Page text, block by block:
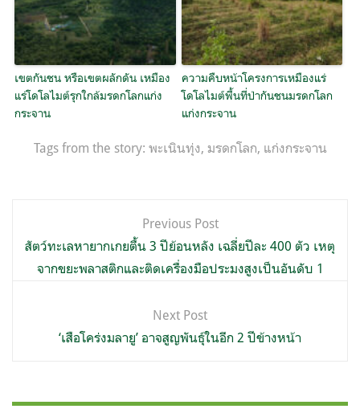
เขตกันชน หรือเขตผลักดัน เหมือง
แร่โดโลไมต์รุกใกล้มรดกโลกแก่ง
กระจาน
ความคืบหน้าโครงการเหมืองแร่
โดโลไมต์พื้นที่ป่ากันชนมรดกโลก
แก่งกระจาน
Tags from the story: พะเนินทุ่ง, มรดกโลก, แก่งกระจาน
เรื่อง
Previous Post
สัตว์ทะเลหายากเกยตื้น 3 ปีย้อนหลัง เฉลี่ยปีละ 400 ตัว เหตุ
จากขยะพลาสติกและติดเครื่องมือประมงสูงเป็นอันดับ 1
Next Post
‘เสือโคร่งมลายู’ อาจสูญพันธุ์ในอีก 2 ปีข้างหน้า